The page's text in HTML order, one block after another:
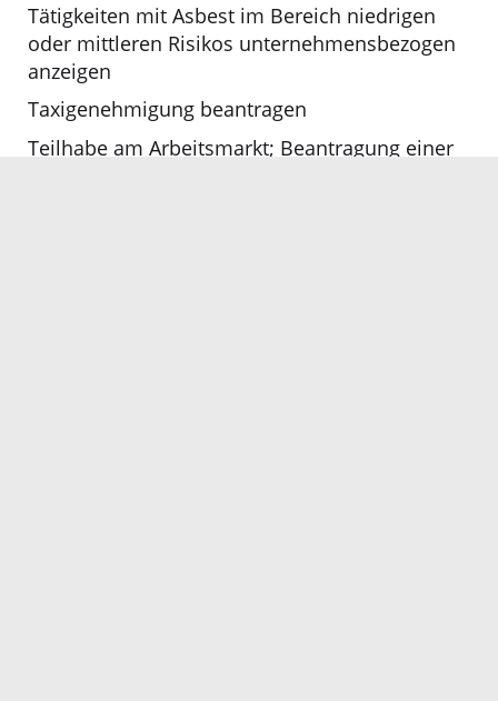
Tätigkeiten mit Asbest im Bereich niedrigen
oder mittleren Risikos unternehmensbezogen
anzeigen
Taxigenehmigung beantragen
Teilhabe am Arbeitsmarkt; Beantragung einer